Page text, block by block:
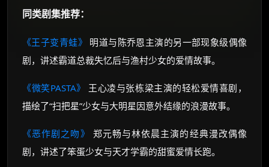
同类剧集推荐：
《王子变青蛙》
明道与陈乔恩主演的另一部现象级偶像
剧，讲述霸道总裁失忆后与渔村少女的爱情故事。
《微笑PASTA》
王心凌与张栋梁主演的轻松爱情喜剧，
描绘了“扫把星”少女与大明星因意外结缘的浪漫故事。
《恶作剧之吻》
郑元畅与林依晨主演的经典漫改偶像
剧，讲述了笨蛋少女与天才学霸的甜蜜爱情长跑。